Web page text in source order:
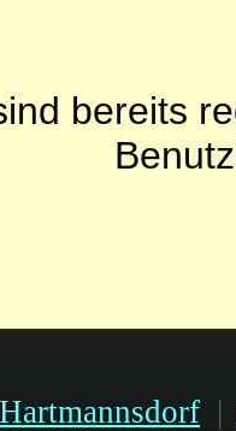
bereits
|